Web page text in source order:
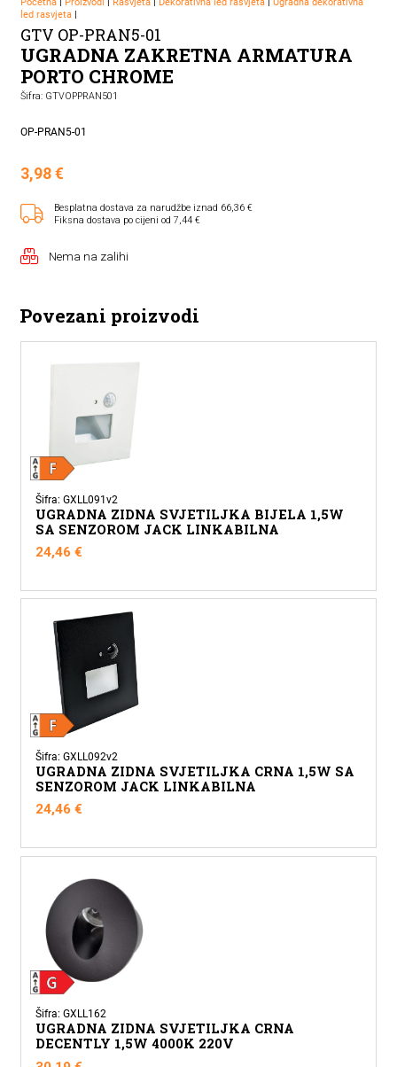
led rasvjeta|
GTV OP-PRAN5-01
UGRADNA ZAKRETNA ARMATURA
PORTO CHROME
Šifra: GTVOPPRAN501
OP-PRAN5-01
3,98€
Besplatna dostava za narudžbe iznad 66,36 €
Fiksna dostava po cijeni od 7,44 €
Nema na zalihi
Povezani proizvodi
Šifra: GXLL091v2
UGRADNA ZIDNA SVJETILJKA BIJELA 1,5W
SA SENZOROM JACK LINKABILNA
24,46€
Šifra: GXLL092v2
UGRADNA ZIDNA SVJETILJKA CRNA 1,5W SA
SENZOROM JACK LINKABILNA
24,46€
Šifra: GXLL162
UGRADNA ZIDNA SVJETILJKA CRNA
DECENTLY 1,5W 4000K 220V